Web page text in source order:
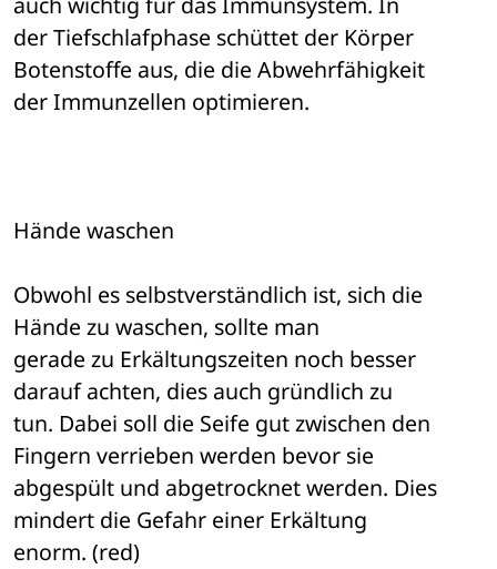
der Tiefschlafphase schüttet der Körper
Botenstoffe aus, die die Abwehrfähigkeit
der Immunzellen optimieren.
Hände waschen
Obwohl es selbstverständlich ist, sich die
Hände zu waschen, sollte man
gerade zu Erkältungszeiten noch besser
darauf achten, dies auch gründlich zu
tun. Dabei soll die Seife gut zwischen den
Fingern verrieben werden bevor sie
abgespült und abgetrocknet werden. Dies
mindert die Gefahr einer Erkältung
enorm. (red)